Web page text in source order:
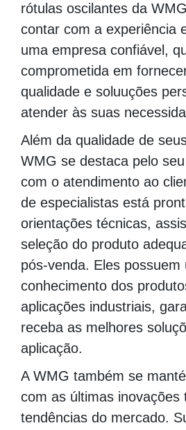
rótulas oscilantes da
contar com a experiência
uma empresa confiável,
comprometida em
qualidade e soluuções
atender às suas
Além da qualidade de
WMG se destaca pelo
com o atendimento ao
de especialistas está
orientações técnicas,
seleção do produto
pós-venda. Eles possuem
conhecimento dos
aplicações industriais,
receba as melhores
aplicação.
A WMG também se
com as últimas inovações
tendências do mercado.